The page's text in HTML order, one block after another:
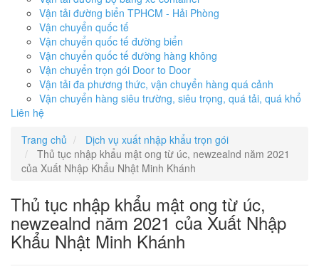
Vận tải đường biển TPHCM - Hải Phòng
Vận chuyển quốc tế
Vận chuyển quốc tế đường biển
Vận chuyển quốc tế đường hàng không
Vận chuyển trọn gói Door to Door
Vận tải đa phương thức, vận chuyển hàng quá cảnh
Vận chuyển hàng siêu trường, siêu trọng, quá tải, quá khổ
Liên hệ
Trang chủ
Dịch vụ xuất nhập khẩu trọn gói
Thủ tục nhập khẩu mật ong từ úc, newzealnd năm 2021
của Xuất Nhập Khẩu Nhật Minh Khánh
Thủ tục nhập khẩu mật ong từ úc,
newzealnd năm 2021 của Xuất Nhập
Khẩu Nhật Minh Khánh